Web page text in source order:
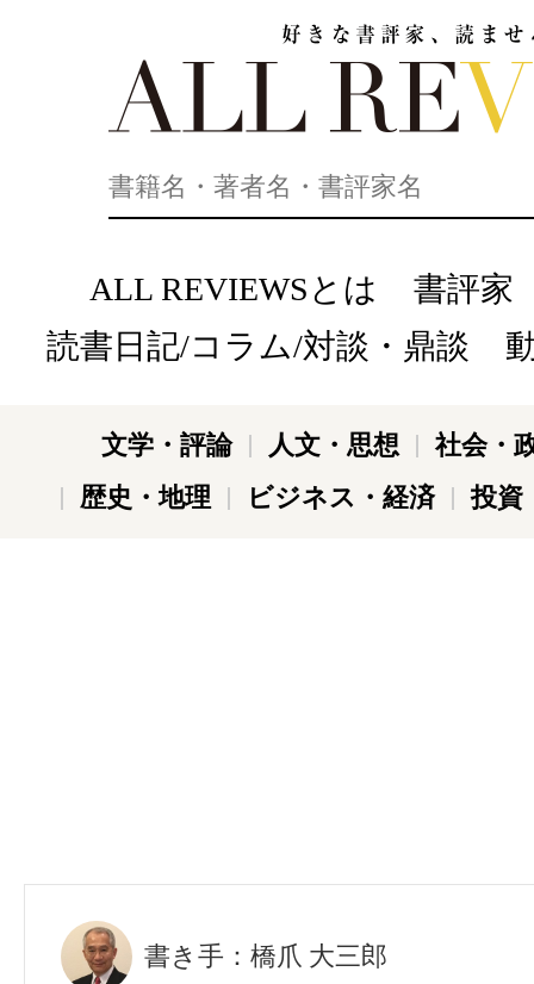
ALL REVIEWSとは
書評家
読書日記/コラム/対談・鼎談
文学・評論 人文・思想
社会・
歴史・地理
ビジネス・経済 投資
書き手：橋爪 大三郎